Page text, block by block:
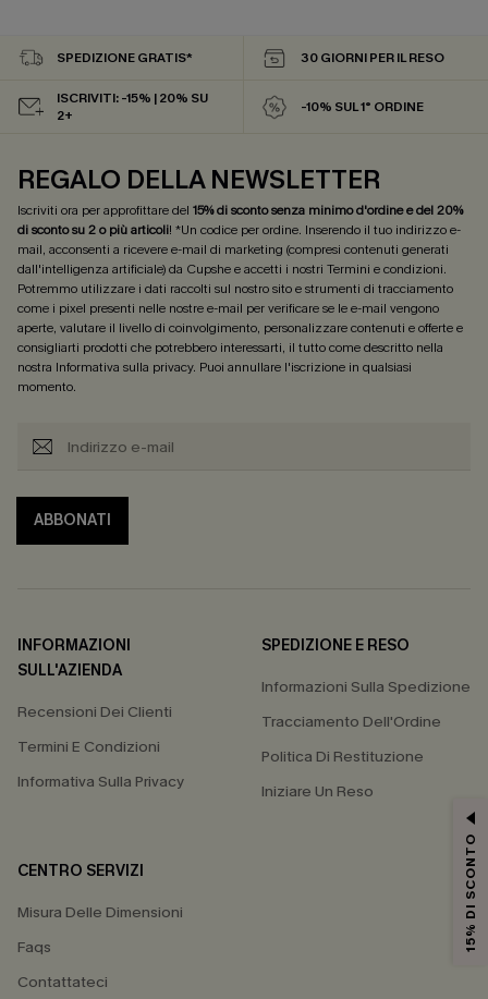
SPEDIZIONE GRATIS* 30 GIORNI PER IL RESO
ISCRIVITI: -15% | 20% SU
2+
-10% SUL 1° ORDINE
REGALO DELLA NEWSLETTER
Iscriviti ora per approfittare del 15% di sconto senza minimo d'ordine e del 20%
di sconto su 2 o più articoli! *Un codice per ordine. Inserendo il tuo indirizzo e-
mail, acconsenti a ricevere e-mail di marketing (compresi contenuti generati
dall'intelligenza artificiale) da Cupshe e accetti i nostri Termini e condizioni.
Potremmo utilizzare i dati raccolti sul nostro sito e strumenti di tracciamento
come i pixel presenti nelle nostre e-mail per verificare se le e-mail vengono
aperte, valutare il livello di coinvolgimento, personalizzare contenuti e offerte e
consigliarti prodotti che potrebbero interessarti, il tutto come descritto nella
nostra Informativa sulla privacy. Puoi annullare l'iscrizione in qualsiasi
momento.
ABBONATI
INFORMAZIONI
SULL'AZIENDA
Recensioni Dei Clienti
Termini E Condizioni
Informativa Sulla Privacy
SPEDIZIONE E RESO
Informazioni Sulla Spedizione
Tracciamento Dell'Ordine
Politica Di Restituzione
Iniziare Un Reso
CENTRO SERVIZI
Misura Delle Dimensioni
Faqs
Contattateci
15% DI SCONTO